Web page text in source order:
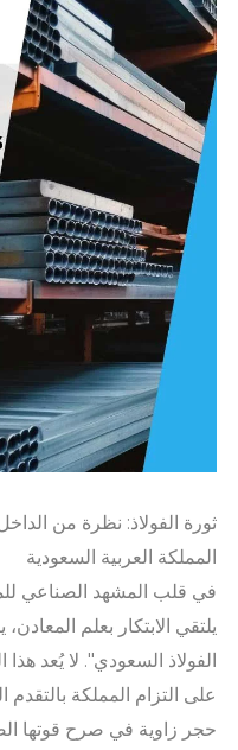
ثورة الفولاذ: نظرة من
المملكة العربية السعودية
في قلب المشهد الصناعي
يلتقي الابتكار بعلم
الفولاذ السعودي". لا يُعد
على التزام المملكة
حجر زاوية في صرح قوتها